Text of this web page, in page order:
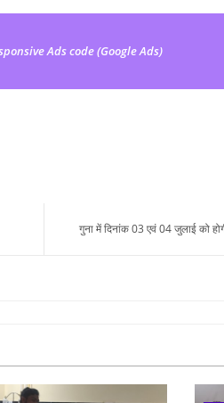
Ads code (Google Ads)
गुना में दिनांक 03 एवं 04 जुलाई को